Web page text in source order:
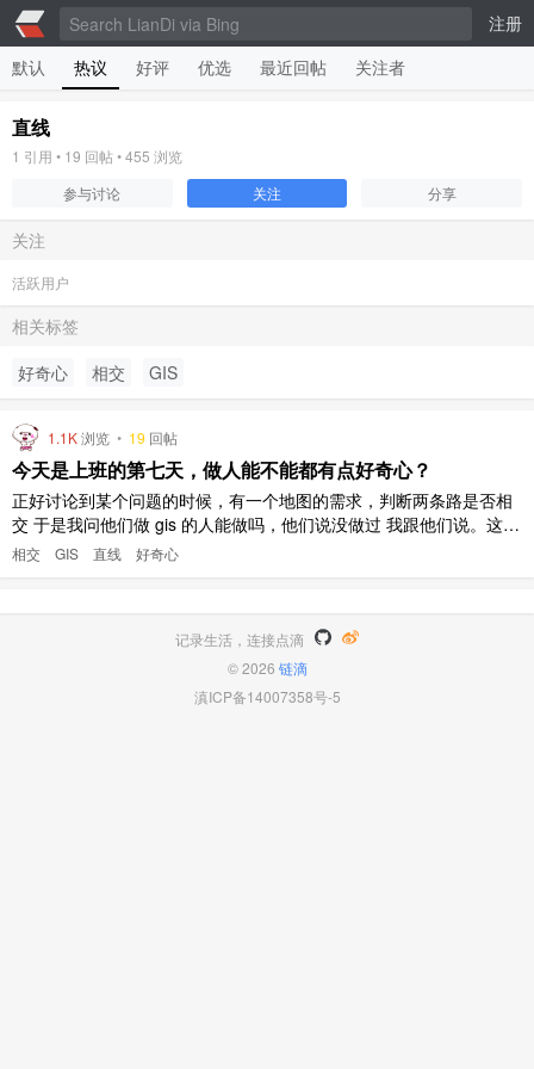
注册
默认
热议 好评 优选 最近回帖 关注者
直线
1 引用 • 19 回帖 •455 浏览
参与讨论
关注 分享
关注
活跃用户
相关标签
好奇心
相交 GIS
1.1K浏览 • 19 回帖
今天是上班的第七天，做人能不能都有点好奇心？
正好讨论到某个问题的时候，有一个地图的需求，判断两条路是否相
交 于是我问他们做 gis 的人能做吗，他们说没做过 我跟他们说。这就
是求个两条直线(其实是线段)是否能相交的问题呀，应该网上有算法
相交 GIS 直线 好奇心
记录生活，连接点滴
© 2026 链滴
滇ICP备14007358号-5